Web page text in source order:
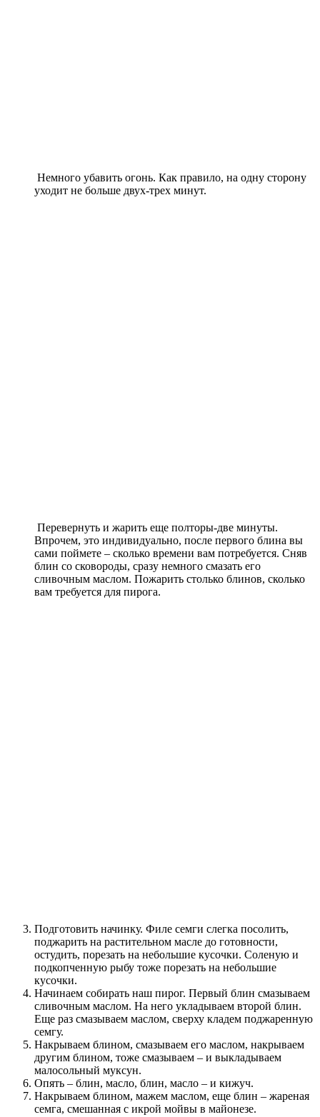
Немного убавить огонь. Как правило, на одну сторону
уходит не больше двух-трех минут.
Перевернуть и жарить еще полторы-две минуты.
Впрочем, это индивидуально, после первого блина вы
сами поймете – сколько времени вам потребуется. Сняв
блин со сковороды, сразу немного смазать его
сливочным маслом. Пожарить столько блинов, сколько
вам требуется для пирога.
Подготовить начинку. Филе семги слегка посолить,
поджарить на растительном масле до готовности,
остудить, порезать на небольшие кусочки. Соленую и
подкопченную рыбу тоже порезать на небольшие
кусочки.
Начинаем собирать наш пирог. Первый блин смазываем
сливочным маслом. На него укладываем второй блин.
Еще раз смазываем маслом, сверху кладем поджаренную
семгу.
Накрываем блином, смазываем его маслом, накрываем
другим блином, тоже смазываем – и выкладываем
малосольный муксун.
Опять – блин, масло, блин, масло – и кижуч.
Накрываем блином, мажем маслом, еще блин – жареная
семга, смешанная с икрой мойвы в майонезе.